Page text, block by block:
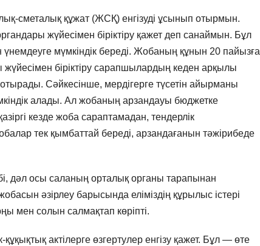
сметалық құжат (ЖСҚ) енгізуді ұсынып отырмын.
жүйесімен біріктіру қажет деп санаймын. Бұл
мүмкіндік береді. Жобаның құнын 20 пайызға
біріктіру сарапшылардың кеден арқылы
отырады. Сәйкесінше, мердігерге түсетін айырманы
алады. Ал жобаның арзандауы бюджетке
кезде жоба сараптамадан, тендерлік
тек қымбаттай береді, арзандағанын тәжірибеде
дәл осы саланың орталық органы тарапынан
әзірлеу барысында еліміздің құрылыс істері
мен солын салмақтап көріпті.
актілерге өзгертулер енгізу қажет. Бұл — өте